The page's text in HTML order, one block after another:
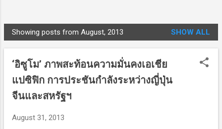
P
o
Showing posts from August, 2013 SHOW ALL
‘อิซูโม’ ภาพสะท้อนความมั่นคงเอเชีย
แปซิฟิก การประชันกำลังระหว่างญี่ปุ่น
จีนและสหรัฐฯ
August 31, 2013